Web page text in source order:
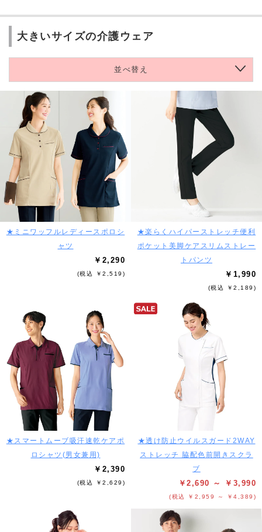
大きいサイズの介護ウェア
並べ替え
★ミニワッフルレディースポロシ
ャツ
￥2,290
(税込 ￥2,519)
★楽らくハイパーストレッチ便利
ポケット美脚ケアスリムストレー
トパンツ
￥1,990
(税込 ￥2,189)
★スマートムーブ吸汗速乾ケアポ
ロシャツ(男女兼用)
￥2,390
(税込 ￥2,629)
★透け防止ウイルスガード2WAY
ストレッチ 脇配色前開きスクラ
ブ
￥2,690 ～ ￥3,990
(税込 ￥2,959 ～ ￥4,389)